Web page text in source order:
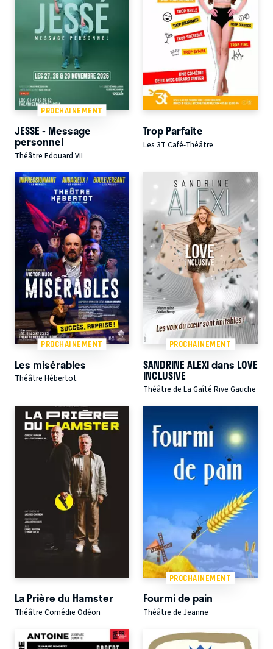
PROCHAINEMENT
JESSE - Message
personnel
Théâtre Edouard VII
Trop Parfaite
Les 3T Café-Théâtre
PROCHAINEMENT
Les misérables
Théâtre Hébertot
PROCHAINEMENT
SANDRINE ALEXI dans LOVE
INCLUSIVE
Théâtre de La Gaîté Rive Gauche
La Prière du Hamster
Théâtre Comédie Odéon
PROCHAINEMENT
Fourmi de pain
Théâtre de Jeanne